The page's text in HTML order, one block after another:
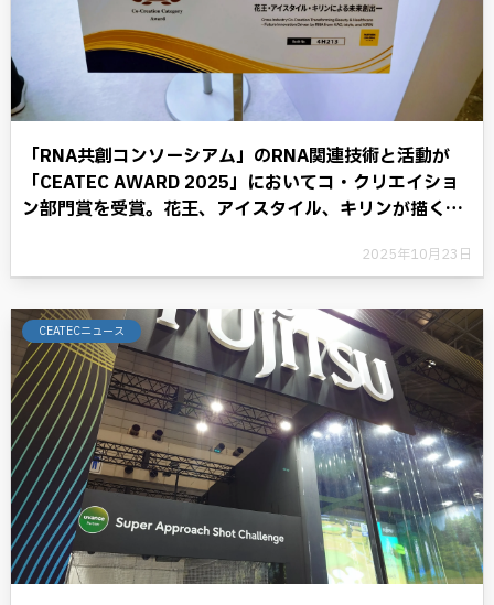
「RNA共創コンソーシアム」のRNA関連技術と活動が
「CEATEC AWARD 2025」においてコ・クリエイショ
ン部門賞を受賞。花王、アイスタイル、キリンが描く
2025年10月23日
CEATECニュース